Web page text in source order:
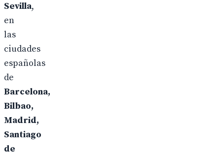
Sevilla,
en
las
ciudades
españolas
de
Barcelona,
Bilbao,
Madrid,
Santiago
de